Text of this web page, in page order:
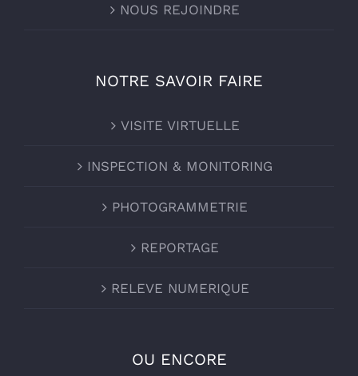
NOUS REJOINDRE
NOTRE SAVOIR FAIRE
VISITE VIRTUELLE
INSPECTION & MONITORING
PHOTOGRAMMETRIE
REPORTAGE
RELEVE NUMERIQUE
OU ENCORE